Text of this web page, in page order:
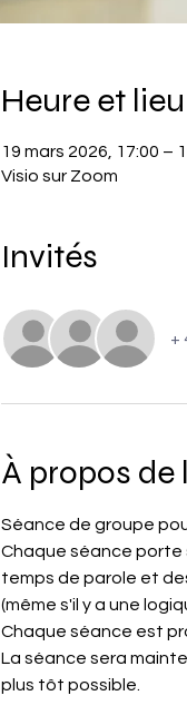
Heure et lieu
19 mars 2026, 17:00 –
Visio sur Zoom
Invités
+
À propos
Séance de groupe
Chaque séance porte
temps de parole et
(même s'il y a une
Chaque séance est
La séance sera
plus tôt possible.